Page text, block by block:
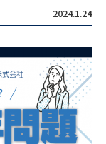
2024.1.24